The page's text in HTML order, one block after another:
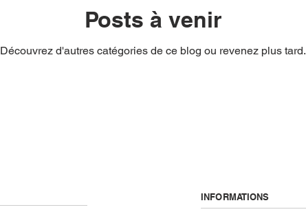
Posts à venir
Découvrez d'autres catégories de ce blog ou revenez plus tard.
INFORMATIONS